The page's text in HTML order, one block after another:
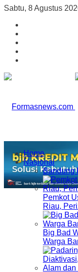
Sabtu, 8 Agustus
Home
Nasional
Bandung
Pemkot
Riau,
Big Bad
Warga